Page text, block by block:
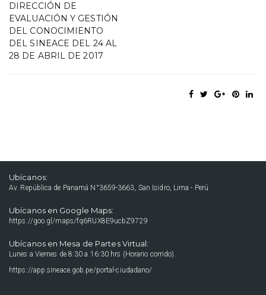
DIRECCIÓN DE
EVALUACIÓN Y GESTIÓN
DEL CONOCIMIENTO
DEL SINEACE DEL 24 AL
28 DE ABRIL DE 2017
Ubícanos:
Av. República de Panamá N°3659-3663, San Isidro, Lima - Perú
Ubícanos en Google Maps:
https://goo.gl/maps/fq6RUX8E9ucbZ9729
Ubícanos en Mesa de Partes Virtual:
Lunes a Viernes de 8:30 a 16:30 hrs (Horario corrido).
https://app.sineace.gob.pe/portal-ciudadano/